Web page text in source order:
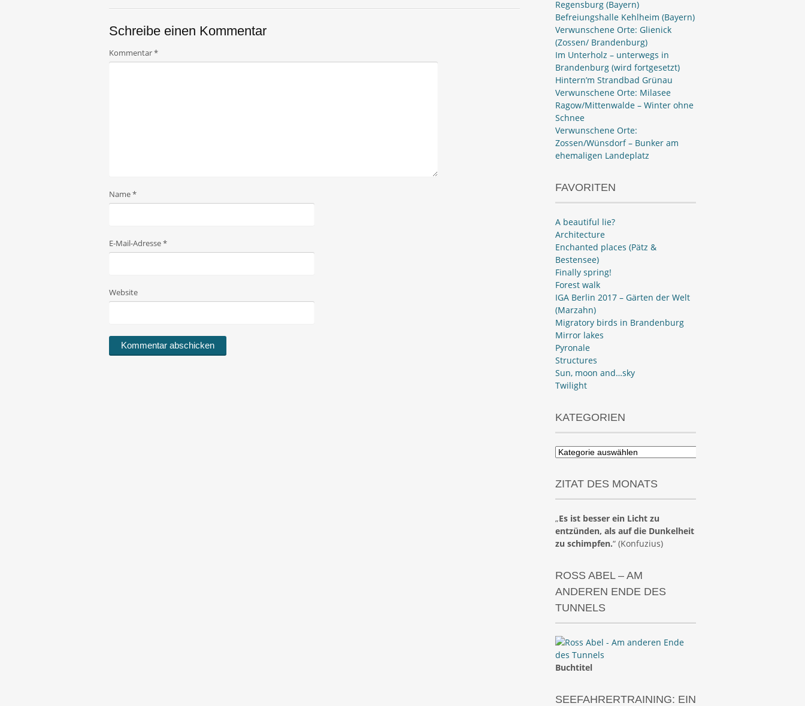
navigation
Schreibe einen Kommentar
Kommentar*
Name*
E-Mail-Adresse*
Website
Regensburg (Bayern)
Befreiungshalle Kehlheim (Bayern)
Verwunschene Orte: Glienick
(Zossen/ Brandenburg)
Im Unterholz – unterwegs in
Brandenburg (wird fortgesetzt)
Hintern’m Strandbad Grünau
Verwunschene Orte: Milasee
Ragow/Mittenwalde – Winter ohne
Schnee
Verwunschene Orte:
Zossen/Wünsdorf – Bunker am
ehemaligen Landeplatz
FAVORITEN
A beautiful lie?
Architecture
Enchanted places (Pätz &
Bestensee)
Finally spring!
Forest walk
IGA Berlin 2017 – Gärten der Welt
(Marzahn)
Migratory birds in Brandenburg
Mirror lakes
Pyronale
Structures
Sun, moon and…sky
Twilight
KATEGORIEN
Kategorien
ZITAT DES MONATS
„Es ist besser ein Licht zu
entzünden, als auf die Dunkelheit
zu schimpfen.“ (Konfuzius)
ROSS ABEL – AM
ANDEREN ENDE DES
TUNNELS
Buchtitel
SEEFAHRERTRAINING: EIN